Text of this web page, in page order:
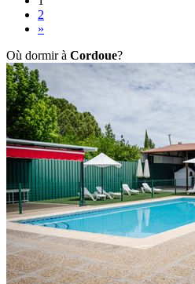
2
»
Où dormir à Cordoue?